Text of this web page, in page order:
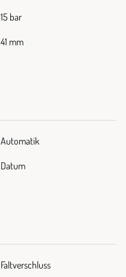
15 bar
41 mm
Automatik
Datum
Faltverschluss